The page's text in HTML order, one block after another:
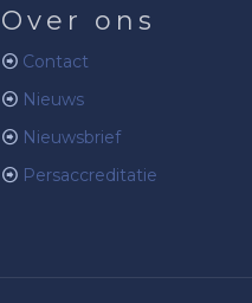
Over ons
Contact
Nieuws
Nieuwsbrief
Persaccreditatie